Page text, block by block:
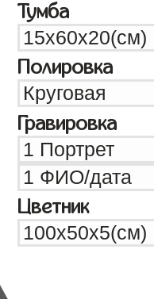
Тумба
Полировка
Гравировка
Цветник